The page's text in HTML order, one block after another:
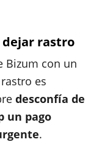
dejar rastro
Bizum con un
es
desconfía de
un pago
.